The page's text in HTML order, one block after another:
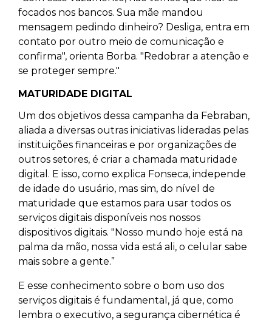
focados nos bancos. Sua mãe mandou
mensagem pedindo dinheiro? Desliga, entra em
contato por outro meio de comunicação e
confirma", orienta Borba. "Redobrar a atenção e
se proteger sempre."
MATURIDADE DIGITAL
Um dos objetivos dessa campanha da Febraban,
aliada a diversas outras iniciativas lideradas pelas
instituições financeiras e por organizações de
outros setores, é criar a chamada maturidade
digital. E isso, como explica Fonseca, independe
de idade do usuário, mas sim, do nível de
maturidade que estamos para usar todos os
serviços digitais disponíveis nos nossos
dispositivos digitais. "Nosso mundo hoje está na
palma da mão, nossa vida está ali, o celular sabe
mais sobre a gente.”
E esse conhecimento sobre o bom uso dos
serviços digitais é fundamental, já que, como
lembra o executivo, a segurança cibernética é